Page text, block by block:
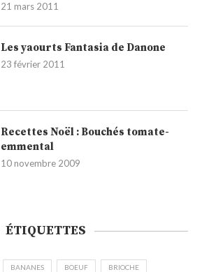
21 mars 2011
Les yaourts Fantasia de Danone
23 février 2011
Recettes Noël : Bouchés tomate-
emmental
10 novembre 2009
ÉTIQUETTES
BANANES BOEUF BRIOCHE